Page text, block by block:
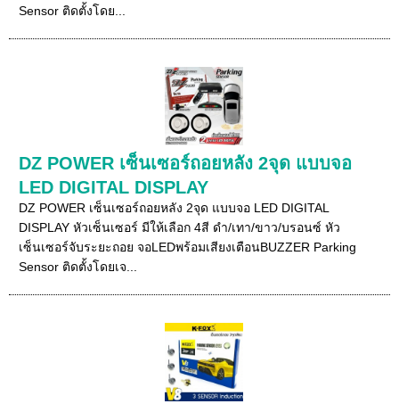
Sensor ติดตั้งโดย...
DZ POWER เซ็นเซอร์ถอยหลัง 2จุด แบบจอ
LED DIGITAL DISPLAY
DZ POWER เซ็นเซอร์ถอยหลัง 2จุด แบบจอ LED DIGITAL
DISPLAY หัวเซ็นเซอร์ มีให้เลือก 4สี ดำ/เทา/ขาว/บรอนซ์ หัว
เซ็นเซอร์จับระยะถอย จอLEDพร้อมเสียงเตือนBUZZER Parking
Sensor ติดตั้งโดยเจ...